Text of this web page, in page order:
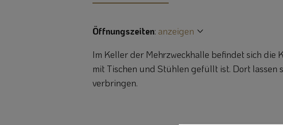
Öffnungszeiten: anzeigen
Im Keller der Mehrzweckhalle befindet sich die
mit Tischen und Stühlen gefüllt ist. Dort
verbringen.